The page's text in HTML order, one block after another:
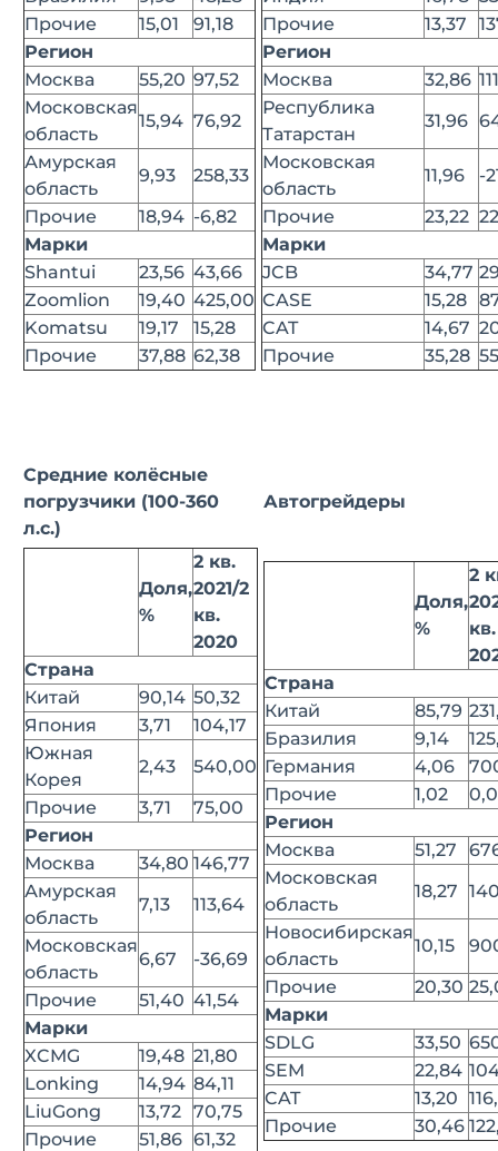
Прочие
15,01
91,18
Регион
Москва
55,20 97,52
Московская
область
15,94 76,92
Амурская
область
9,93
258,33
Прочие
18,94 -6,82
Марки
Shantui
23,56 43,66
Zoomlion
19,40 425,00
Komatsu
19,17
15,28
Прочие
37,88 62,38
Прочие
13,37
Регион
Москва
32,86
Республика
Татарстан
31,96
Московская
область
11,96
-
Прочие
23,22
Марки
JCB
34,77
CASE
15,28
CAT
14,67
Прочие
35,28
Средние колёсные
погрузчики (100-360
л.с.)
Автогрейдеры
Доля,
%
2 кв.
2021/2
кв.
2020
Страна
Китай
90,14 50,32
Япония
3,71
104,17
Южная
Корея
2,43
540,00
Прочие
3,71
75,00
Регион
Москва
34,80 146,77
Амурская
область
7,13
113,64
Московская
область
6,67
-36,69
Прочие
51,40 41,54
Марки
XCMG
19,48 21,80
Lonking
14,94 84,11
LiuGong
13,72 70,75
Прочие
51,86 61,32
Доля,
%
2
кв.
Страна
Китай
85,79
Бразилия
9,14
Германия
4,06
Прочие
1,02
Регион
Москва
51,27
Московская
область
18,27
Новосибирская
область
10,15
Прочие
20,30
Марки
SDLG
33,50
SEM
22,84
CAT
13,20
Прочие
30,46